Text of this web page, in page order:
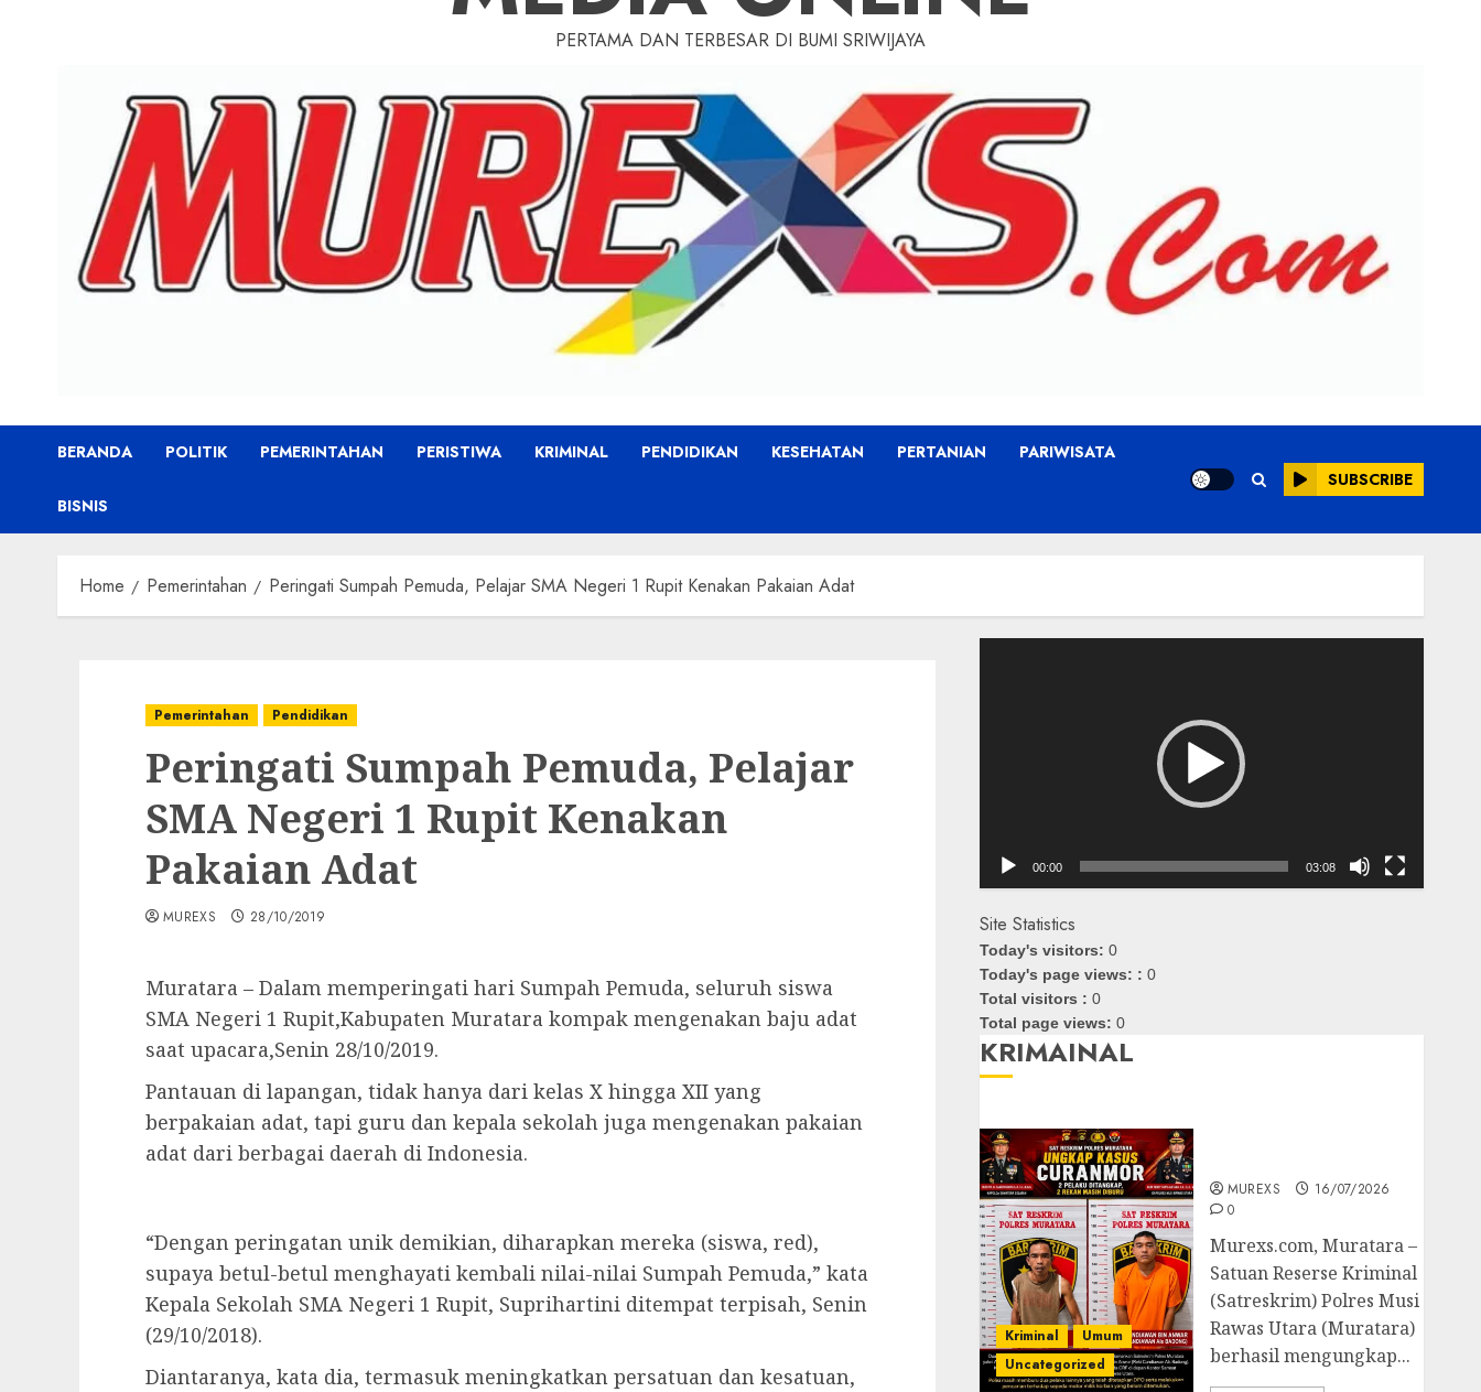
PERTAMA DAN TERBESAR DI BUMI SRIWIJAYA
BERANDA POLITIK PEMERINTAHAN PERISTIWA KRIMINAL PENDIDIKAN KESEHATAN PERTANIAN PARIWISATA
BISNIS
SUBSCRIBE
Home Pemerintahan Peringati Sumpah Pemuda, Pelajar SMA Negeri 1 Rupit Kenakan Pakaian Adat
Pemerintahan Pendidikan
Peringati Sumpah Pemuda, Pelajar
SMA Negeri 1 Rupit Kenakan
Pakaian Adat
MUREXS 28/10/2019
Muratara – Dalam memperingati hari Sumpah Pemuda, seluruh siswa
SMA Negeri 1 Rupit,Kabupaten Muratara kompak mengenakan baju adat
saat upacara,Senin 28/10/2019.
Pantauan di lapangan, tidak hanya dari kelas X hingga XII yang
berpakaian adat, tapi guru dan kepala sekolah juga mengenakan pakaian
adat dari berbagai daerah di Indonesia.
“Dengan peringatan unik demikian, diharapkan mereka (siswa, red),
supaya betul-betul menghayati kembali nilai-nilai Sumpah Pemuda,” kata
Kepala Sekolah SMA Negeri 1 Rupit, Suprihartini ditempat terpisah, Senin
(29/10/2018).
Diantaranya, kata dia, termasuk meningkatkan persatuan dan kesatuan,
00:00 03:08
Site Statistics
Today's visitors: 0
Today's page views: : 0
Total visitors : 0
Total page views: 0
KRIMAINAL
Kriminal
Umum
Uncategorized
MUREXS
16/07/2026
0
Murexs.com, Muratara –
Satuan Reserse Kriminal
(Satreskrim) Polres Musi
Rawas Utara (Muratara)
berhasil mengungkap...